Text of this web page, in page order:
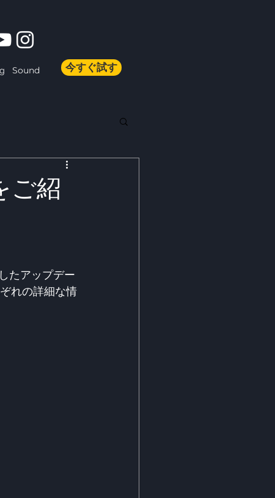
Sound 今すぐ試す
ご紹
たアップデー
れの詳細な情